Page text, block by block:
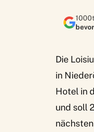
Die
in
Hotel in
und soll